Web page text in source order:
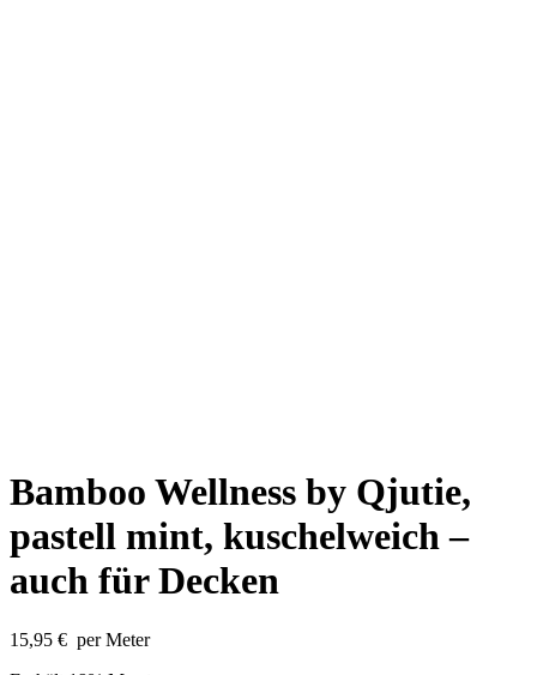
Bamboo Wellness by Qjutie,
pastell mint, kuschelweich –
auch für Decken
15,95 € per Meter